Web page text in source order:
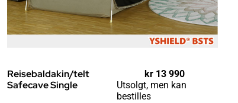
Reisebaldakin/telt
Safecave Single
kr13 990
Utsolgt, men kan
bestilles